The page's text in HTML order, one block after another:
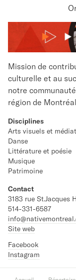
Mission de
culturelle et au
notre
région de
Disciplines
Arts visuels et
Danse
Littérature et poésie
Musique
Patrimoine
Contact
3183 rue St.Jacques
514-331-6587
Site web
Facebook
Instagram